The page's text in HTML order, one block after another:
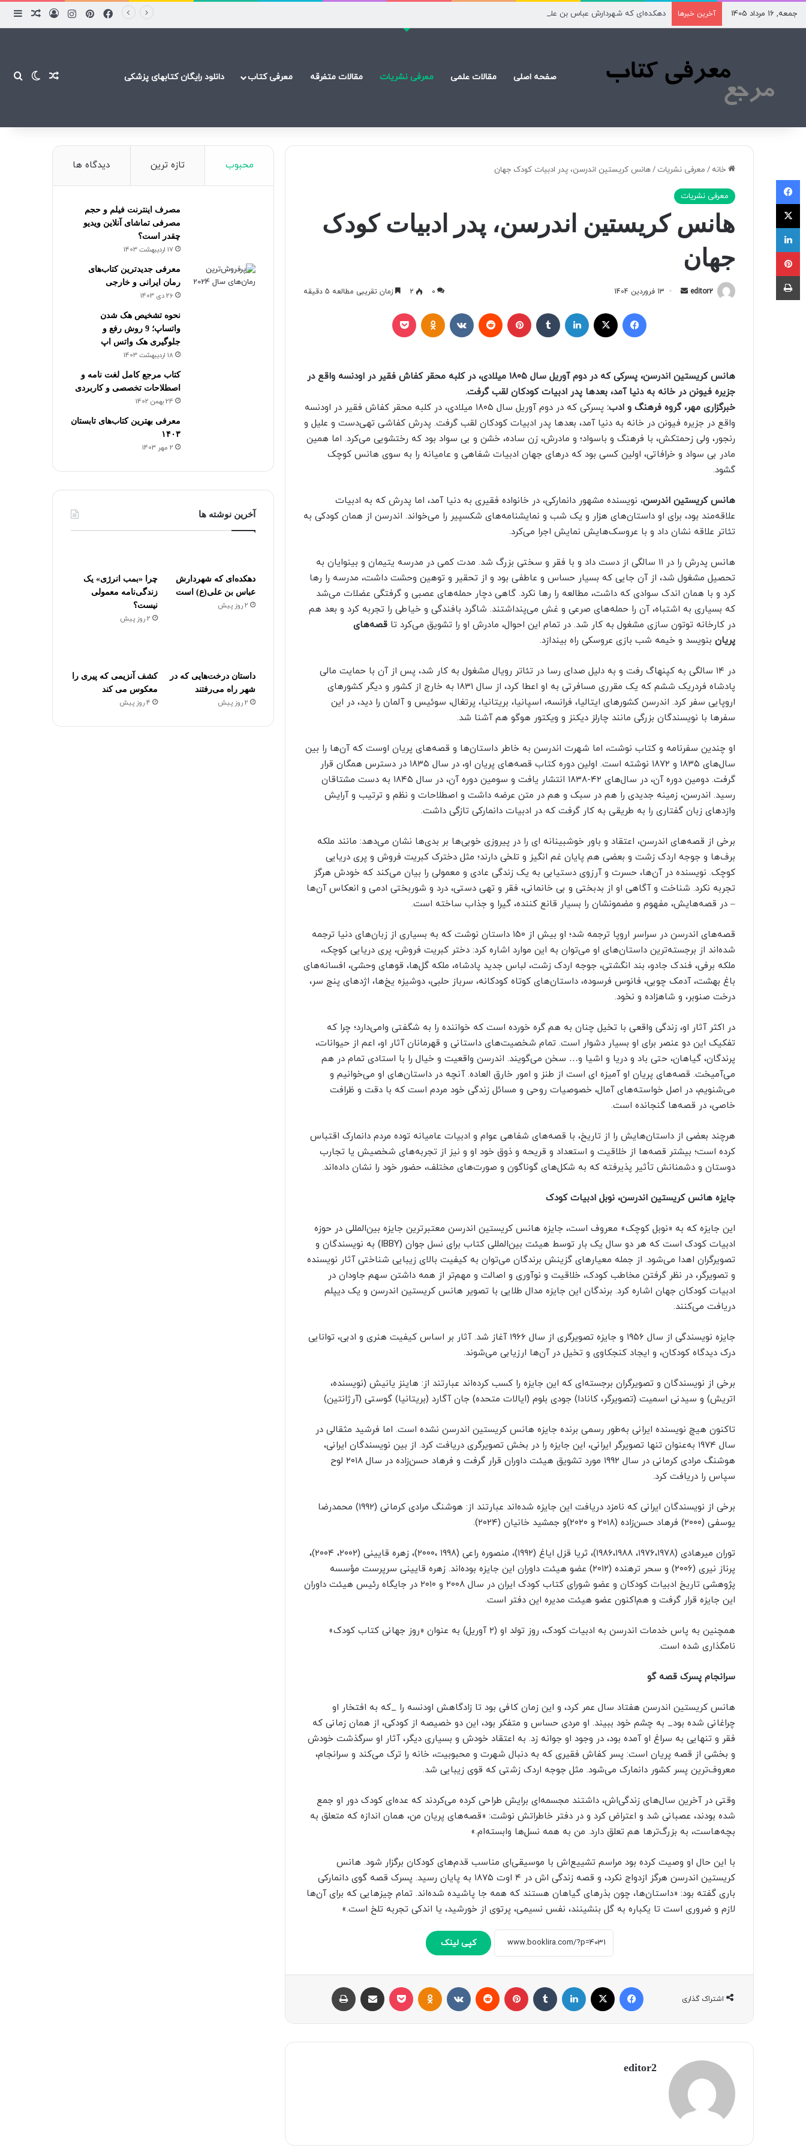
جمعه, 16 مرداد 1405 آخرین خبرها دهکده‌ای که شهردارش عباس بن علی(ع) است فیسبوکپینتریستاینستاگرام
ورود
صفحه اصلی مقالات علمی معرفی نشریات مقالات متفرقه معرفی کتاب دانلود رایگان کتابهای پزشکی نوشتهتغییر
خانه / معرفی نشریات /هانس کریستین اندرسن، پدر ادبیات کودک جهان
معرفی نشریات
هانس کریستین اندرسن، پدر ادبیات کودک
جهان
editor2
ه
ا
ی
م
ی
13 فروردین 1404 0
2 زمان تقریبی مطالعه 5 دقیقه
هانس کریستین اندرسن، پسرکی که در دوم آوریل سال ۱۸۰۵ میلادی، در کلبه محقر کفاش فقیر در اودنسه واقع در
جزیره فیونن در خانه به دنیا آمد، بعدها پدر ادبیات کودکان لقب گرفت.
خبرگزاری مهر،گروه فرهنگ و ادب:
پسرکی که در دوم آوریل سال ۱۸۰۵ میلادی، در کلبه محقر کفاش فقیر در اودنسه
واقع در جزیره فیونن در خانه به دنیا آمد، بعدها پدر ادبیات کودکان لقب گرفت. پدرش کفاشی تهی‌دست و علیل و
رنجور، ولی زحمتکش، با فرهنگ و باسواد؛ و مادرش، زن ساده، خشن و بی سواد بود که رختشویی می‌کرد. اما همین
مادر بی سواد و خرافاتی، اولین کسی بود که درهای جهان ادبیات شفاهی و عامیانه را به سوی هانس کوچک
گشود.
هانس کریستین اندرسن، نویسنده مشهور دانمارکی، در خانواده فقیری به دنیا آمد، اما پدرش که به ادبیات
علاقه‌مند بود، برای او داستان‌های هزار و یک شب و نمایشنامه‌های شکسپیر را می‌خواند. اندرسن از همان کودکی به
تئاتر علاقه نشان داد و با عروسک‌هایش نمایش اجرا می‌کرد.
هانس پدرش را در ۱۱ سالگی از دست داد و با فقر و سختی بزرگ شد. مدت کمی در مدرسه یتیمان و بینوایان به
تحصیل مشغول شد، از آن جایی که بسیار حساس و عاطفی بود و از تحقیر و توهین وحشت داشت، مدرسه را رها
کرد و با همان اندک سوادی که داشت، مطالعه را رها نکرد. گاهی دچار حمله‌های عصبی و گرفتگی عضلات می‌شد
که بسیاری به اشتباه، آن را حمله‌های صرعی و غش می‌پنداشتند. شاگرد بافندگی و خیاطی را تجربه کرد و بعد هم
در کارخانه توتون سازی مشغول به کار شد. در تمام این احوال، مادرش او را تشویق می‌کرد تا قصه‌های
پریان بنویسد و خیمه شب بازی عروسکی راه بیندازد.
در ۱۴ سالگی به کپنهاگ رفت و به دلیل صدای رسا در تئاتر رویال مشغول به کار شد، پس از آن با حمایت مالی
پادشاه فردریک ششم که یک مقرری مسافرتی به او اعطا کرد، از سال ۱۸۳۱ به خارج از کشور و دیگر کشورهای
اروپایی سفر کرد. اندرسن کشورهای ایتالیا، فرانسه، اسپانیا، بریتانیا، پرتغال، سوئیس و آلمان را دید، در این
سفرها با نویسندگان بزرگی مانند چارلز دیکنز و ویکتور هوگو هم آشنا شد.
او چندین سفرنامه و کتاب نوشت، اما شهرت اندرسن به خاطر داستان‌ها و قصه‌های پریان اوست که آن‌ها را بین
سال‌های ۱۸۳۵ و ۱۸۷۲ نوشته است. اولین دوره کتاب قصه‌های پریان او، در سال ۱۸۳۵ در دسترس همگان قرار
گرفت. دومین دوره آن، در سال‌های ۴۲-۱۸۳۸ انتشار یافت و سومین دوره آن، در سال ۱۸۴۵ به دست مشتاقان
رسید. اندرسن، زمینه جدیدی را هم در سبک و هم در متن عرضه داشت و اصطلاحات و نظم و ترتیب و آرایش
وازدهای زبان گفتاری را به طریقی به کار گرفت که در ادبیات دانمارکی تازگی داشت.
برخی از قصه‌های اندرسن، اعتقاد و باور خوشبینانه ای را در پیروزی خوبی‌ها بر بدی‌ها نشان می‌دهد: مانند ملکه
برف‌ها و جوجه اردک زشت و بعضی هم پایان غم انگیز و تلخی دارند؛ مثل دخترک کبریت فروش و پری دریایی
کوچک. نویسنده در آن‌ها، حسرت و آرزوی دستیابی به یک زندگی عادی و معمولی را بیان می‌کند که خودش هرگز
تجربه نکرد. شناخت و آگاهی او از بدبختی و بی خانمانی، فقر و تهی دستی، درد و شوربختی ادمی و انعکاس آن‌ها
– در قصه‌هایش، مفهوم و مضمونشان را بسیار قانع کننده، گیرا و جذاب ساخته است.
قصه‌های اندرسن در سراسر اروپا ترجمه شد؛ او بیش از ۱۵۰ داستان نوشت که به بسیاری از زبان‌های دنیا ترجمه
شده‌اند از برجسته‌ترین داستان‌های او می‌توان به این موارد اشاره کرد: دختر کبریت فروش، پری دریایی کوچک،
ملکه برفی، فندک جادو، بند انگشتی، جوجه اردک زشت، لباس جدید پادشاه، ملکه گل‌ها، قوهای وحشی، افسانه‌های
باغ بهشت، آدمک چوبی، فانوس فرسوده، داستان‌های کوتاه کودکانه، سرباز حلبی، دوشیزه یخ‌ها، اژدهای پنج سر،
درخت صنوبر، و شاهزاده و نخود.
در اکثر آثار او، زندگی واقعی با تخیل چنان به هم گره خورده است که خواننده را به شگفتی وامی‌دارد؛ چرا که
تفکیک این دو عنصر برای او بسیار دشوار است. تمام شخصیت‌های داستانی و قهرمانان آثار او، اعم از حیوانات،
پرندگان، گیاهان، حتی باد و دریا و اشیا و… سخن می‌گویند. اندرسن واقعیت و خیال را با استادی تمام در هم
می‌آمیخت. قصه‌های پریان او آمیزه ای است از طنز و امور خارق العاده. آنچه در داستان‌های او می‌خوانیم و
می‌شنویم، در اصل خواسته‌های آمال، خصوصیات روحی و مسائل زندگی خود مردم است که با دقت و ظرافت
خاصی، در قصه‌ها گنجانده است.
هرچند بعضی از داستان‌هایش را از تاریخ، با قصه‌های شفاهی عوام و ادبیات عامیانه توده مردم دانمارک اقتباس
کرده است؛ بیشتر قصه‌ها از خلاقیت و استعداد و قریحه و ذوق خود او و نیز از تجربه‌های شخصیش یا تجارب
دوستان و دشمنانش تأثیر پذیرفته که به شکل‌های گوناگون و صورت‌های مختلف، حضور خود را نشان داده‌اند.
جایزه هانس کریستین اندرسن، نوبل ادبیات کودک
این جایزه که به «نوبل کوچک» معروف است، جایزه هانس کریستین اندرسن معتبرترین جایزه بین‌المللی در حوزه
ادبیات کودک است که هر دو سال یک بار توسط هیئت بین‌المللی کتاب برای نسل جوان (IBBY) به نویسندگان و
تصویرگران اهدا می‌شود. از جمله معیارهای گزینش برندگان می‌توان به کیفیت بالای زیبایی شناختی آثار نویسنده
و تصویرگر، در نظر گرفتن مخاطب کودک، خلاقیت و نوآوری و اصالت و مهم‌تر از همه داشتن سهم جاودان در
ادبیات کودکان جهان اشاره کرد. برندگان این جایزه مدال طلایی با تصویر هانس کریستین اندرسن و یک دیپلم
دریافت می‌کنند.
جایزه نویسندگی از سال ۱۹۵۶ و جایزه تصویرگری از سال ۱۹۶۶ آغاز شد. آثار بر اساس کیفیت هنری و ادبی، توانایی
درک دیدگاه کودکان، و ایجاد کنجکاوی و تخیل در آن‌ها ارزیابی می‌شوند.
برخی از نویسندگان و تصویرگران برجسته‌ای که این جایزه را کسب کرده‌اند عبارتند از: هاینز یانیش (نویسنده،
اتریش) و سیدنی اسمیت (تصویرگر، کانادا) جودی بلوم (ایالات متحده) جان آگارد (بریتانیا) گوستی (آرژانتین)
تاکنون هیچ نویسنده ایرانی به‌طور رسمی برنده جایزه هانس کریستین اندرسن نشده است. اما فرشید مثقالی در
سال ۱۹۷۴ به‌عنوان تنها تصویرگر ایرانی، این جایزه را در بخش تصویرگری دریافت کرد. از بین نویسندگان ایرانی،
هوشنگ مرادی کرمانی در سال ۱۹۹۲ مورد تشویق هیئت داوران قرار گرفت و فرهاد حسن‌زاده در سال ۲۰۱۸ لوح
سپاس را دریافت کرد.
برخی از نویسندگان ایرانی که نامزد دریافت این جایزه شده‌اند عبارتند از: هوشنگ مرادی کرمانی (۱۹۹۲) محمدرضا
یوسفی (۲۰۰۰) فرهاد حسن‌زاده (۲۰۱۸ و ۲۰۲۰)و جمشید خانیان (۲۰۲۴).
توران میرهادی (۱۹۷۶،۱۹۷۸، ۱۹۸۶،۱۹۸۸)، ثریا قزل ایاغ (۱۹۹۲)، منصوره راعی (۱۹۹۸ ،۲۰۰۰)، زهره قایینی (۲۰۰۲، ۲۰۰۴)،
پرناز نیری (۲۰۰۶) و سحر ترهنده (۲۰۱۲) عضو هیئت داوران این جایزه بوده‌اند. زهره قایینی سرپرست مؤسسه
پژوهشی تاریخ ادبیات کودکان و عضو شورای کتاب کودک ایران در سال ۲۰۰۸ و ۲۰۱۰ در جایگاه رئیس هیئت داوران
این جایزه قرار گرفت و هم‌اکنون عضو هیئت مدیره این دفتر است.
همچنین به پاس خدمات اندرسن به ادبیات کودک، روز تولد او (۲ آوریل) به عنوان «روز جهانی کتاب کودک»
نامگذاری شده است.
سرانجام پسرک قصه گو
هانس کریستین اندرسن هفتاد سال عمر کرد، و این زمان کافی بود تا زادگاهش اودنسه را _که به افتخار او
چراغانی شده بود_ به چشم خود ببیند. او مردی حساس و متفکر بود، این دو خصیصه از کودکی، از همان زمانی که
فقر و تنهایی به سراغ او آمده بود، در وجود او جوانه زد. به اعتقاد خودش و بسیاری دیگر، آثار او سرگذشت خودش
و بخشی از قصه پریان است: پسر کفاش فقیری که به دنبال شهرت و محبوبیت، خانه را ترک می‌کند و سرانجام،
معروف‌ترین پسر کشور دانمارک می‌شود. مثل جوجه اردک زشتی که قوی زیبایی شد.
وقتی در آخرین سال‌های زندگی‌اش، داشتند مجسمه‌ای برایش طراحی کرده می‌کردند که عده‌ای کودک دور او جمع
شده بودند، عصبانی شد و اعتراض کرد و در دفتر خاطراتش نوشت: «قصه‌های پریان من، همان اندازه که متعلق به
بچه‌هاست، به بزرگ‌ترها هم تعلق دارد. من به همه نسل‌ها وابسته‌ام.»
با این حال او وصیت کرده بود مراسم تشییع‌اش با موسیقی‌ای مناسب قدم‌های کودکان برگزار شود. هانس
کریستین اندرسن هرگز ازدواج نکرد، و قصه زندگی اش در ۴ اوت ۱۸۷۵ به پایان رسید. پسرک قصه گوی دانمارکی
باری گفته بود: «داستان‌ها، چون بذرهای گیاهان هستند که همه جا پاشیده شده‌اند. تمام چیزهایی که برای آن‌ها
لازم و ضروری است تا یکباره به گل بنشینند، نفس نسیمی، پرتوی از خورشید، یا اندکی تجربه تلخ است.»
کپی لینک
اشتراک گذاری
editor2
محبوب تازه ترین دیدگاه ها
مصرف اینترنت فیلم و حجم
مصرفی تماشای آنلاین ویدیو
چقدر است؟
17 اردیبهشت 1403
معرفی جدیدترین کتاب‌های
رمان ایرانی و خارجی
26 دی 1403
نحوه تشخیص هک شدن
واتساپ؛ 9 روش رفع و
جلوگیری هک واتس اپ
18 اردیبهشت 1403
کتاب مرجع کامل لغت نامه و
اصطلاحات تخصصی و کاربردی
24 بهمن 1402
معرفی بهترین کتاب‌های تابستان
۱۴۰۳
2 مهر 1403
آخرین نوشته ها
دهکده‌ای که شهردارش
عباس بن علی(ع) است
2 روز پیش
چرا «بمب انرژی» یک
زندگی‌نامه معمولی
نیست؟
2 روز پیش
داستان درخت‌هایی که در
شهر راه می‌رفتند
2 روز پیش
کشف آنزیمی که پیری را
معکوس می کند
4 روز پیش